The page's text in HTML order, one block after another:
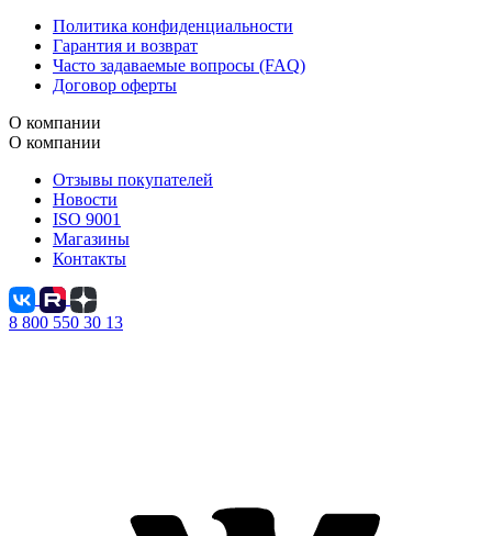
Политика конфиденциальности
Гарантия и возврат
Часто задаваемые вопросы (FAQ)
Договор оферты
О компании
О компании
Отзывы покупателей
Новости
ISO 9001
Магазины
Контакты
8 800 550 30 13